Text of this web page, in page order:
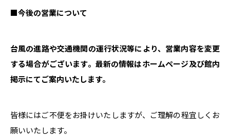
■今後の営業について
台風の進路や交通機関の運行状況等により、営業内容を変更
する場合がございます。最新の情報はホームページ及び館内
掲示にてご案内いたします。
皆様にはご不便をお掛けいたしますが、ご理解の程宜しくお
願いいたします。